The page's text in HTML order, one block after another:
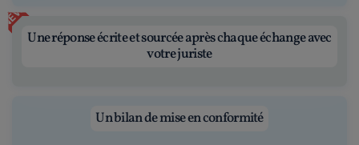
NEW
Une réponse écrite et sourcée après chaque échange avec
votre juriste
Un bilan de mise en conformité